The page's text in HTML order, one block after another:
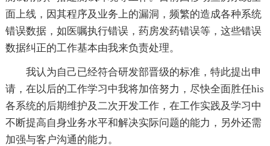
面上线，因其程序及业务上的漏洞，频繁的造成各种系统
错误数据，如医嘱执行错误，药房发药错误等，这些错误
数据纠正的工作基本由我来负责处理。
我认为自己已经符合研发部晋级的标准，特此提出申
请，在以后的工作学习中我将加倍努力，尽快全面胜任his
各系统的后期维护及二次开发工作，在工作实践及学习中
不断提高自身业务水平和解决实际问题的能力，另外还需
加强与客户沟通的能力。